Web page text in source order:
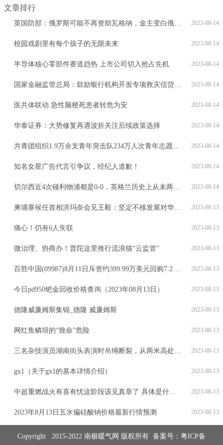
文章排行
2023-08-14
英国防部：俄罗斯可能不再资助瓦格纳，金主变白俄罗斯
2023-08-14
校园戏剧里有每个孩子的无限未来
2023-08-14
半导体核心零部件赛道趋热 上市公司切入抢占先机
2023-08-14
国家金融监管总局：鼓励银行机构开发专项救灾信贷产品
2023-08-14
医共体联动 急性脑梗死患者转危为安
2023-08-14
华泰证券：大势修复再遇波折关注后续政策选择
2023-08-14
共青团组织1.9万余支青年突击队234万人次青年志愿者投身防汛救灾工作
2023-08-14
知名女星广告代言引争议，经纪人道歉！
2023-08-14
切尔西近4次碰利物浦都是0-0，英格兰历史上从未两队有连续5次0-0
2023-08-13
柬埔寨候任首相洪玛奈会见王毅：坚定不移发展对华友好
2023-08-13
痛心！仍有6人失联
2023-08-13
微治理、协商办！普陀这里推行流浪猫“云监管”
2023-08-13
百胜中国(09987)8月11日斥资约399.99万美元回购7.2万股
2023-08-13
今日pd950钯金回收价格查询（2023年08月13日）
2023-08-13
德隆威廉姆斯集锦_德隆 威廉姆斯
2023-08-13
网红鱼鳞坝的“致命”危险
2023-08-13
三名杂技演员湖南街头表演时吊绳断裂，从两米高处坠地，医院：伤者打针后离开
2023-08-13
gx1（关于gx1的基本详情介绍）
2023-08-13
中超重燃战火有喜有忧这阶段该见真章了 具体是什么情况?
2023-08-13
2023年8月13日五水偏硅酸钠价格最新行情预测
Copyright 2015-2022 南极暖气网 版权所有 备案号： 粤ICP备